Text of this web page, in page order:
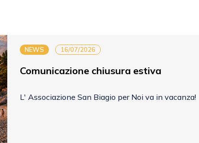
NEWS 16/07/2026
Comunicazione chiusura estiva
L' Associazione San Biagio per Noi va in vacanza!